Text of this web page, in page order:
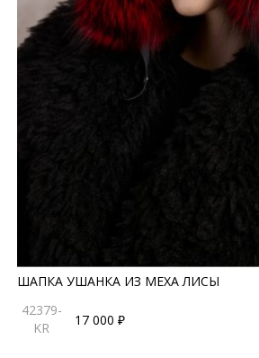
правила ухода могут быть
ШАПКА УШАНКА ИЗ МЕХА ЛИСЫ
42379-
KR
17 000 ₽